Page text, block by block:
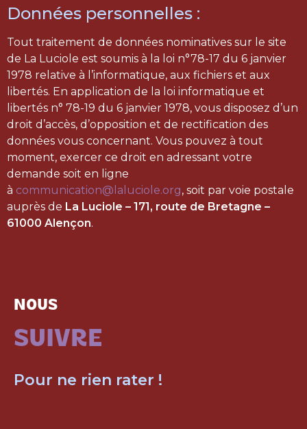
Données personnelles :
Tout traitement de données nominatives sur le site
de La Luciole est soumis à la loi n°78-17 du 6 janvier
1978 relative à l’informatique, aux fichiers et aux
libertés. En application de la loi informatique et
libertés n° 78-19 du 6 janvier 1978, vous disposez d’un
droit d’accès, d’opposition et de rectification des
données vous concernant. Vous pouvez à tout
moment, exercer ce droit en adressant votre
demande soit en ligne
à communication@laluciole.org, soit par voie postale
auprès de La Luciole – 171, route de Bretagne –
61000 Alençon.
NOUS
SUIVRE
Pour ne rien rater !